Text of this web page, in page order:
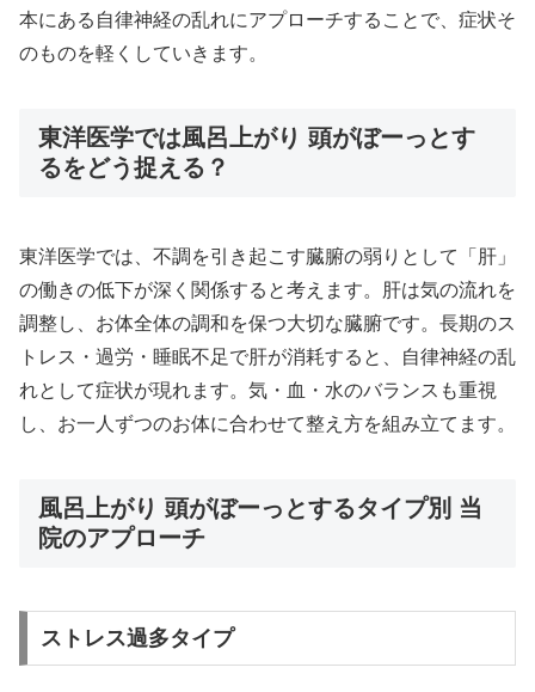
本にある自律神経の乱れにアプローチすることで、症状そ
のものを軽くしていきます。
東洋医学では風呂上がり 頭がぼーっとす
るをどう捉える？
東洋医学では、不調を引き起こす臓腑の弱りとして「肝」
の働きの低下が深く関係すると考えます。肝は気の流れを
調整し、お体全体の調和を保つ大切な臓腑です。長期のス
トレス・過労・睡眠不足で肝が消耗すると、自律神経の乱
れとして症状が現れます。気・血・水のバランスも重視
し、お一人ずつのお体に合わせて整え方を組み立てます。
風呂上がり 頭がぼーっとするタイプ別 当
院のアプローチ
ストレス過多タイプ